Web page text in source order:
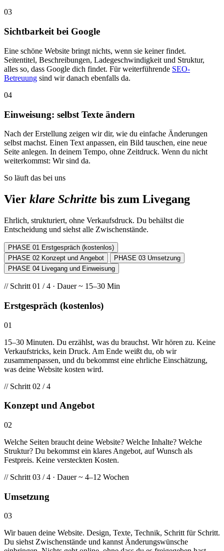
03
Sichtbarkeit bei Google
Eine schöne Website bringt nichts, wenn sie keiner findet.
Seitentitel, Beschreibungen, Ladegeschwindigkeit und Struktur,
alles so, dass Google dich findet. Für weiterführende SEO-
Betreuung sind wir danach ebenfalls da.
04
Einweisung: selbst Texte ändern
Nach der Erstellung zeigen wir dir, wie du einfache Änderungen
selbst machst. Einen Text anpassen, ein Bild tauschen, eine neue
Seite anlegen. In deinem Tempo, ohne Zeitdruck. Wenn du nicht
weiterkommst: Wir sind da.
So läuft das bei uns
Vier klare Schritte bis zum Livegang
Ehrlich, strukturiert, ohne Verkaufsdruck. Du behältst die
Entscheidung und siehst alle Zwischenstände.
PHASE 01 Erstgespräch (kostenlos)
PHASE 02 Konzept und Angebot PHASE 03 Umsetzung
PHASE 04 Livegang und Einweisung
// Schritt 01 / 4 · Dauer ~ 15–30 Min
Erstgespräch (kostenlos)
01
15–30 Minuten. Du erzählst, was du brauchst. Wir hören zu. Keine
Verkaufstricks, kein Druck. Am Ende weißt du, ob wir
zusammenpassen, und du bekommst eine ehrliche Einschätzung,
was deine Website kosten wird.
// Schritt 02 / 4
Konzept und Angebot
02
Welche Seiten braucht deine Website? Welche Inhalte? Welche
Struktur? Du bekommst ein klares Angebot, auf Wunsch als
Festpreis. Keine versteckten Kosten.
// Schritt 03 / 4 · Dauer ~ 4–12 Wochen
Umsetzung
03
Wir bauen deine Website. Design, Texte, Technik, Schritt für Schritt.
Du siehst Zwischenstände und kannst Änderungswünsche